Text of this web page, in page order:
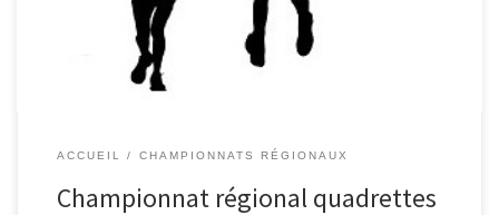
concours dédiés de la 7ème […]
ACCUEIL CHAMPIONNATS RÉGIONAUX
Championnat régional quadrettes